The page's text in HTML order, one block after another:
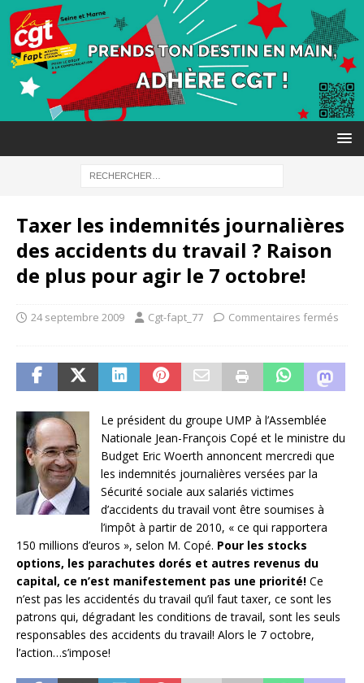
Taxer les indemnités journalières
des accidents du travail ? Raison
de plus pour agir le 7 octobre!
24 septembre 2009 Cgt-fapt_77 Commentaires fermés
Le président du groupe UMP à l’Assemblée
Nationale Jean-François Copé et le ministre du
Budget Eric Woerth annoncent mercredi que
les indemnités journalières versées par la
Sécurité sociale aux salariés victimes
d’accidents du travail vont être soumises à
l’impôt à partir de 2010, « ce qui rapportera
150 millions d’euros », selon M. Copé. Pour les stocks
options, les parachutes dorés et autres revenus du
capital, ce n’est manifestement pas une priorité! Ce
n’est pas les accidentés du travail qu’il faut taxer, ce sont les
patrons qui, dégradant les conditions de travail, sont les seuls
responsables des accidents du travail! Alors le 7 octobre,
l’action…s’impose!